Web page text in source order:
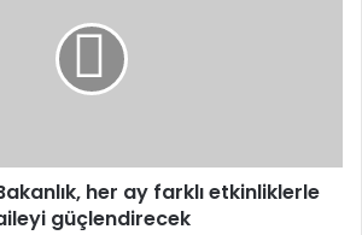
her ay farklı etkinliklerle
güçlendirecek